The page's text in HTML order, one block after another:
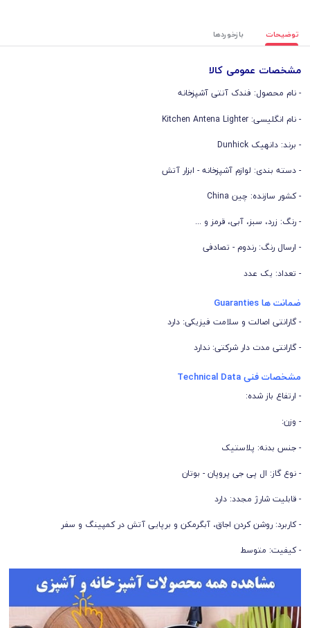
توضیحات بازخوردها
مشخصات عمومی کالا
- نام محصول: فندک آنتی آشپزخانه
- نام انگلیسی: Kitchen Antena Lighter
- برند: دانهیک Dunhick
- دسته بندی: لوازم آشپزخانه - ابزار آتش
- کشور سازنده: چین China
- رنگ: زرد، سبز، آبی، قرمز و ...
- ارسال رنگ: رندوم - تصادفی
- تعداد: یک عدد
ضمانت ها Guaranties
- گارانتی اصالت و سلامت فیزیکی: دارد
- گارانتی مدت دار شرکتی: ندارد
مشخصات فنی Technical Data
- ارتفاع باز شده:
- وزن:
- جنس بدنه: پلاستیک
- نوع گاز: ال پی جی پروپان - بوتان
- قابلیت شارژ مجدد: دارد
- کاربرد: روشن کردن اجاق، آبگرمکن و برپایی آتش در کمپینگ و سفر
- کیفیت: متوسط